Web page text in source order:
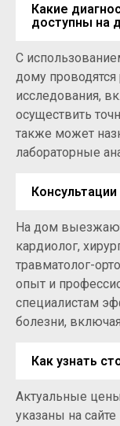
Какие
доступны на
С
дому
исследования,
осуществить
также может
лабораторные
На дом
кардиолог,
травматолог-
опыт и
специалистам
болезни,
Как узнать
Актуальные
указаны на